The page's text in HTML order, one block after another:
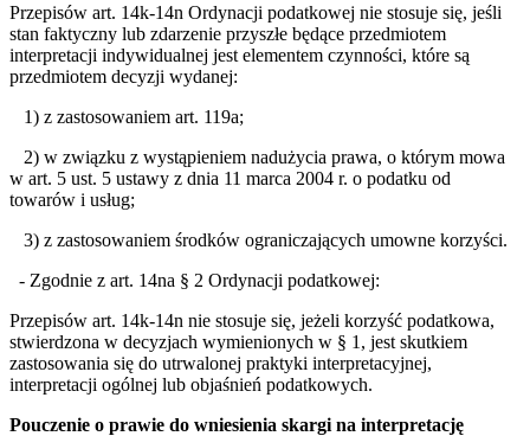
Przepisów art. 14k-14n Ordynacji podatkowej nie stosuje się, jeśli
stan faktyczny lub zdarzenie przyszłe będące przedmiotem
interpretacji indywidualnej jest elementem czynności, które są
przedmiotem decyzji wydanej:
1) z zastosowaniem art. 119a;
2) w związku z wystąpieniem nadużycia prawa, o którym mowa
w art. 5 ust. 5 ustawy z dnia 11 marca 2004 r. o podatku od
towarów i usług;
3) z zastosowaniem środków ograniczających umowne korzyści.
- Zgodnie z art. 14na § 2 Ordynacji podatkowej:
Przepisów art. 14k-14n nie stosuje się, jeżeli korzyść podatkowa,
stwierdzona w decyzjach wymienionych w § 1, jest skutkiem
zastosowania się do utrwalonej praktyki interpretacyjnej,
interpretacji ogólnej lub objaśnień podatkowych.
Pouczenie o prawie do wniesienia skargi na interpretację